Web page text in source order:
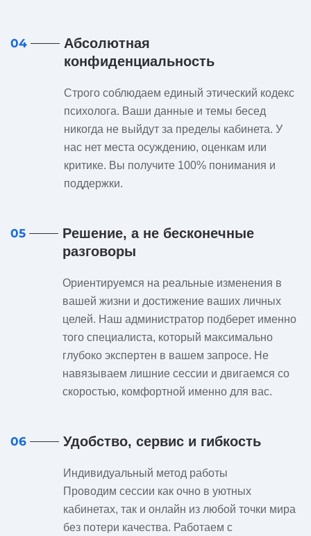
04
Абсолютная
конфиденциальность
Строго соблюдаем единый этический кодекс
психолога. Ваши данные и темы бесед
никогда не выйдут за пределы кабинета. У
нас нет места осуждению, оценкам или
критике. Вы получите 100% понимания и
поддержки.
05
Решение, а не бесконечные
разговоры
Ориентируемся на реальные изменения в
вашей жизни и достижение ваших личных
целей. Наш администратор подберет именно
того специалиста, который максимально
глубоко экспертен в вашем запросе. Не
навязываем лишние сессии и двигаемся со
скоростью, комфортной именно для вас.
06 Удобство, сервис и гибкость
Индивидуальный метод работы
Проводим сессии как очно в уютных
кабинетах, так и онлайн из любой точки мира
без потери качества. Работаем с